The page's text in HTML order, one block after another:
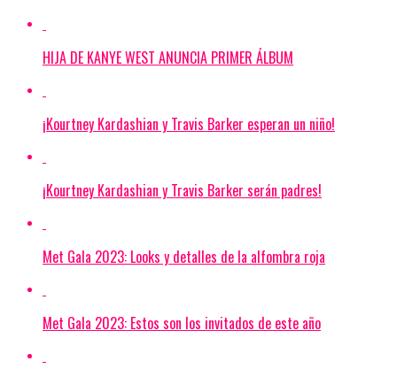
HIJA DE KANYE WEST ANUNCIA PRIMER ÁLBUM
¡Kourtney Kardashian y Travis Barker esperan un niño!
¡Kourtney Kardashian y Travis Barker serán padres!
Met Gala 2023: Looks y detalles de la alfombra roja
Met Gala 2023: Estos son los invitados de este año